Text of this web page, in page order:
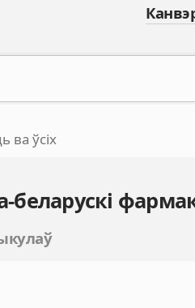
ва ўсіх
беларускі